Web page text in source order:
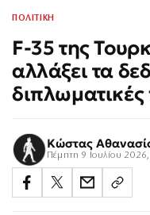
ΠΟΛΙΤΙΚΗ
F-35 της
αλλάξει τα
Κώστας
Πέμπτη 9 Ιουλίου 2026,